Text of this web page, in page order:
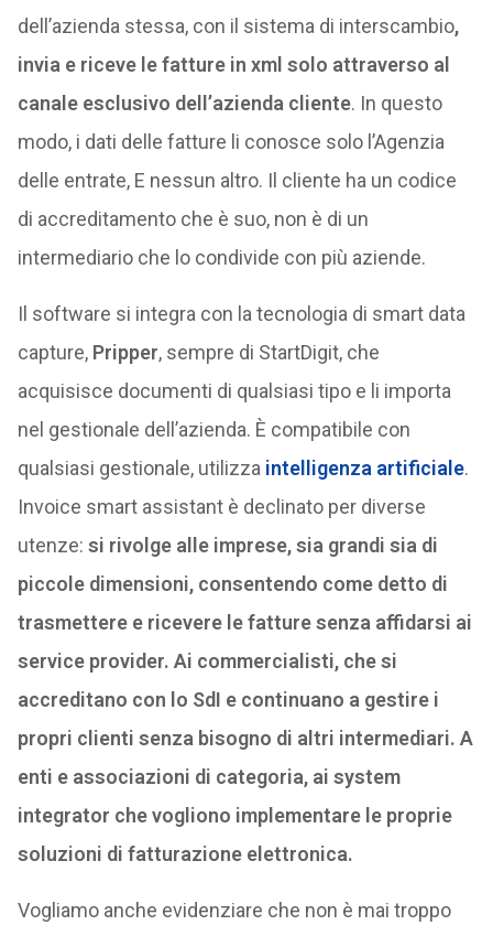
dell’azienda stessa, con il sistema di interscambio,
invia e riceve le fatture in xml solo attraverso al
canale esclusivo dell’azienda cliente. In questo
modo, i dati delle fatture li conosce solo l’Agenzia
delle entrate, E nessun altro. Il cliente ha un codice
di accreditamento che è suo, non è di un
intermediario che lo condivide con più aziende.
Il software si integra con la tecnologia di smart data
capture, Pripper, sempre di StartDigit, che
acquisisce documenti di qualsiasi tipo e li importa
nel gestionale dell’azienda. È compatibile con
qualsiasi gestionale, utilizza intelligenza artificiale.
Invoice smart assistant è declinato per diverse
utenze: si rivolge alle imprese, sia grandi sia di
piccole dimensioni, consentendo come detto di
trasmettere e ricevere le fatture senza affidarsi ai
service provider. Ai commercialisti, che si
accreditano con lo SdI e continuano a gestire i
propri clienti senza bisogno di altri intermediari. A
enti e associazioni di categoria, ai system
integrator che vogliono implementare le proprie
soluzioni di fatturazione elettronica.
Vogliamo anche evidenziare che non è mai troppo